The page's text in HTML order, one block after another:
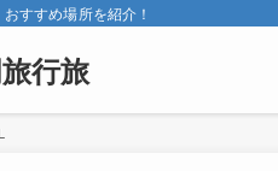
すすめ場所を紹介！
行旅